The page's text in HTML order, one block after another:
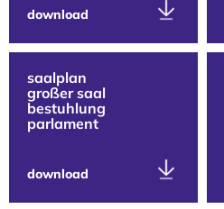
download
saalplan
großer saal
bestuhlung
parlament
download